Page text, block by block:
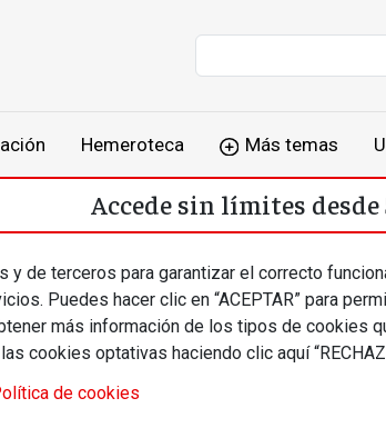
Hemeroteca Más temas
y de terceros para garantizar el correcto
Puedes hacer clic en “ACEPTAR” para
más información de los tipos de cookies
cookies optativas haciendo clic aquí
de cookies
Accede sin límites desde